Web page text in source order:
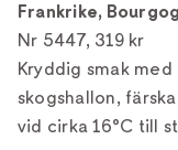
Frankrike,
Nr 5447, 319 kr
Kryddig smak
skogshallon,
vid cirka 16°C till